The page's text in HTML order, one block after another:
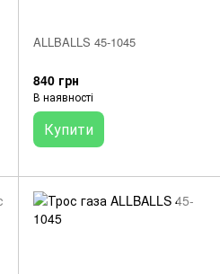
ALLBALLS 45-1045
840 грн
В наявності
Купити